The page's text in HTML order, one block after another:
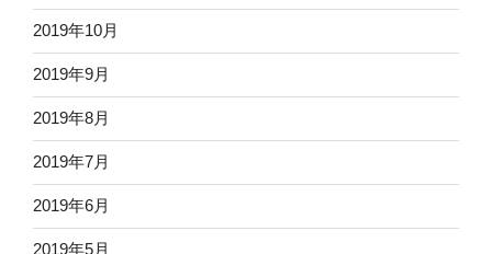
2019年10月
2019年9月
2019年8月
2019年7月
2019年6月
2019年5月